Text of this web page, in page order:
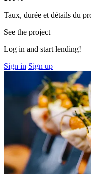
Taux, durée et détails du
See the project
Log in and start lending!
Sign in Sign up